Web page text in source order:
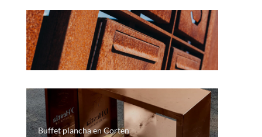
Buffet plancha en Corten